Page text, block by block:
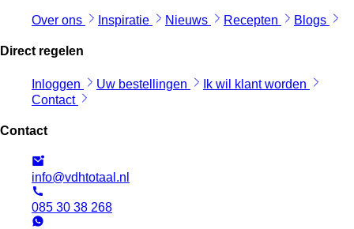
Over ons Inspiratie Nieuws Recepten Blogs
Direct regelen
Inloggen Uw bestellingen
Ik wil klant worden
Contact
Contact
info@vdhtotaal.nl
085 30 38 268